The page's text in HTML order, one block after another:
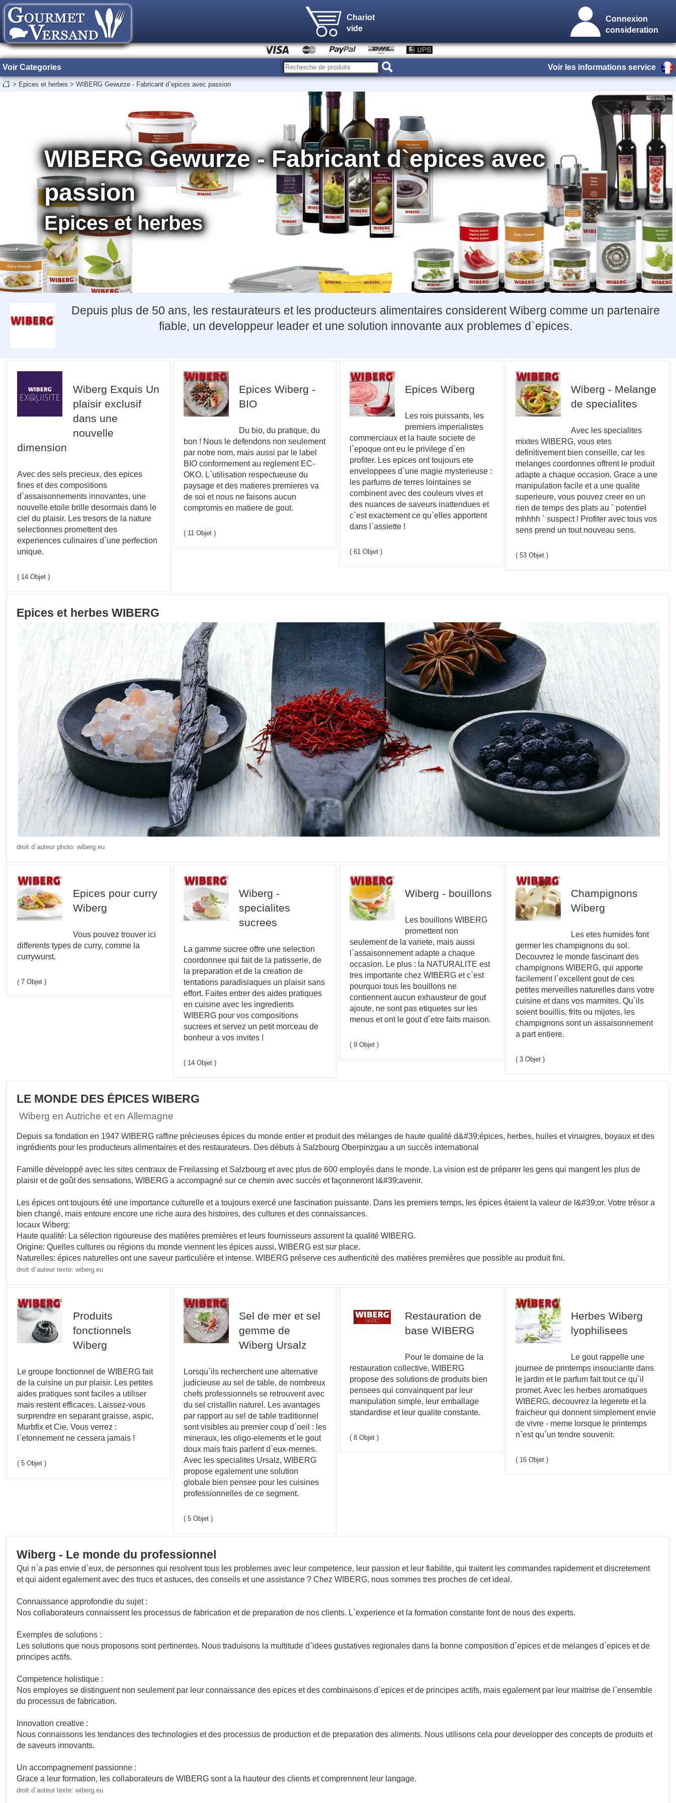
Chariot
vide
Connexion
consideration
Voir Categories Voir les informations service
> Epices et herbes > WIBERG Gewurze - Fabricant d`epices avec passion
WIBERG Gewurze - Fabricant d`epices avec
passion
Epices et herbes
wiberg.eu
Depuis plus de 50 ans, les restaurateurs et les producteurs alimentaires considerent Wiberg comme un partenaire
fiable, un developpeur leader et une solution innovante aux problemes d`epices.
Wiberg Exquis Un
plaisir exclusif
dans une
nouvelle
dimension
Avec des sels precieux, des epices
fines et des compositions
d`assaisonnements innovantes, une
nouvelle etoile brille desormais dans le
ciel du plaisir. Les tresors de la nature
selectionnes promettent des
experiences culinaires d`une perfection
unique.
( 14 Objet )
Epices Wiberg -
BIO
Du bio, du pratique, du
bon ! Nous le defendons non seulement
par notre nom, mais aussi par le label
BIO conformement au reglement EC-
OKO. L`utilisation respectueuse du
paysage et des matieres premieres va
de soi et nous ne faisons aucun
compromis en matiere de gout.
( 11 Objet )
Epices Wiberg
Les rois puissants, les
premiers imperialistes
commerciaux et la haute societe de
l`epoque ont eu le privilege d`en
profiter. Les epices ont toujours ete
enveloppees d`une magie mysterieuse :
les parfums de terres lointaines se
combinent avec des couleurs vives et
des nuances de saveurs inattendues et
c`est exactement ce qu`elles apportent
dans l`assiette !
( 61 Objet )
Wiberg - Melange
de specialites
Avec les specialites
mixtes WIBERG, vous etes
definitivement bien conseille, car les
melanges coordonnes offrent le produit
adapte a chaque occasion. Grace a une
manipulation facile et a une qualite
superieure, vous pouvez creer en un
rien de temps des plats au ` potentiel
mhhhh ` suspect ! Profiter avec tous vos
sens prend un tout nouveau sens.
( 53 Objet )
Epices et herbes WIBERG
droit d`auteur photo: wiberg.eu
Epices pour curry
Wiberg
Vous pouvez trouver ici
differents types de curry, comme la
currywurst.
( 7 Objet )
Wiberg -
specialites
sucrees
La gamme sucree offre une selection
coordonnee qui fait de la patisserie, de
la preparation et de la creation de
tentations paradisiaques un plaisir sans
effort. Faites entrer des aides pratiques
en cuisine avec les ingredients
WIBERG pour vos compositions
sucrees et servez un petit morceau de
bonheur a vos invites !
( 14 Objet )
Wiberg - bouillons
Les bouillons WIBERG
promettent non
seulement de la variete, mais aussi
l`assaisonnement adapte a chaque
occasion. Le plus : la NATURALITE est
tres importante chez WIBERG et c`est
pourquoi tous les bouillons ne
contiennent aucun exhausteur de gout
ajoute, ne sont pas etiquetes sur les
menus et ont le gout d`etre faits maison.
( 9 Objet )
Champignons
Wiberg
Les etes humides font
germer les champignons du sol.
Decouvrez le monde fascinant des
champignons WIBERG, qui apporte
facilement l`excellent gout de ces
petites merveilles naturelles dans votre
cuisine et dans vos marmites. Qu`ils
soient bouillis, frits ou mijotes, les
champignons sont un assaisonnement
a part entiere.
( 3 Objet )
LE MONDE DES ÉPICES WIBERG
Wiberg en Autriche et en Allemagne
Depuis sa fondation en 1947 WIBERG raffine précieuses épices du monde entier et produit des mélanges de haute qualité d&#39;épices, herbes, huiles et vinaigres, boyaux et des
ingrédients pour les producteurs alimentaires et des restaurateurs. Des débuts à Salzbourg Oberpinzgau a un succès international
Famille développé avec les sites centraux de Freilassing et Salzbourg et avec plus de 600 employés dans le monde. La vision est de préparer les gens qui mangent les plus de
plaisir et de goût des sensations, WIBERG a accompagné sur ce chemin avec succès et façonneront l&#39;avenir.
Les épices ont toujours été une importance culturelle et a toujours exercé une fascination puissante. Dans les premiers temps, les épices étaient la valeur de l&#39;or. Votre trésor a
bien changé, mais entoure encore une riche aura des histoires, des cultures et des connaissances.
locaux Wiberg:
Haute qualité: La sélection rigoureuse des matières premières et leurs fournisseurs assurent la qualité WIBERG.
Origine: Quelles cultures ou régions du monde viennent les épices aussi, WIBERG est sur place.
Naturelles: épices naturelles ont une saveur particulière et intense. WIBERG préserve ces authenticité des matières premières que possible au produit fini.
droit d`auteur texte: wiberg.eu
Produits
fonctionnels
Wiberg
Le groupe fonctionnel de WIBERG fait
de la cuisine un pur plaisir. Les petites
aides pratiques sont faciles a utiliser
mais restent efficaces. Laissez-vous
surprendre en separant graisse, aspic,
Murbfix et Cie. Vous verrez :
l`etonnement ne cessera jamais !
( 5 Objet )
Sel de mer et sel
gemme de
Wiberg Ursalz
Lorsqu`ils recherchent une alternative
judicieuse au sel de table, de nombreux
chefs professionnels se retrouvent avec
du sel cristallin naturel. Les avantages
par rapport au sel de table traditionnel
sont visibles au premier coup d`oeil : les
mineraux, les oligo-elements et le gout
doux mais frais parlent d`eux-memes.
Avec les specialites Ursalz, WIBERG
propose egalement une solution
globale bien pensee pour les cuisines
professionnelles de ce segment.
( 5 Objet )
Restauration de
base WIBERG
Pour le domaine de la
restauration collective, WIBERG
propose des solutions de produits bien
pensees qui convainquent par leur
manipulation simple, leur emballage
standardise et leur qualite constante.
( 8 Objet )
Herbes Wiberg
lyophilisees
Le gout rappelle une
journee de printemps insouciante dans
le jardin et le parfum fait tout ce qu`il
promet. Avec les herbes aromatiques
WIBERG, decouvrez la legerete et la
fraicheur qui donnent simplement envie
de vivre - meme lorsque le printemps
n`est qu`un tendre souvenir.
( 16 Objet )
Wiberg - Le monde du professionnel
Qui n`a pas envie d`eux, de personnes qui resolvent tous les problemes avec leur competence, leur passion et leur fiabilite, qui traitent les commandes rapidement et discretement
et qui aident egalement avec des trucs et astuces, des conseils et une assistance ? Chez WIBERG, nous sommes tres proches de cet ideal.
Connaissance approfondie du sujet :
Nos collaborateurs connaissent les processus de fabrication et de preparation de nos clients. L`experience et la formation constante font de nous des experts.
Exemples de solutions :
Les solutions que nous proposons sont pertinentes. Nous traduisons la multitude d`idees gustatives regionales dans la bonne composition d`epices et de melanges d`epices et de
principes actifs.
Competence holistique :
Nos employes se distinguent non seulement par leur connaissance des epices et des combinaisons d`epices et de principes actifs, mais egalement par leur maitrise de l`ensemble
du processus de fabrication.
Innovation creative :
Nous connaissons les tendances des technologies et des processus de production et de preparation des aliments. Nous utilisons cela pour developper des concepts de produits et
de saveurs innovants.
Un accompagnement passionne :
Grace a leur formation, les collaborateurs de WIBERG sont a la hauteur des clients et comprennent leur langage.
droit d`auteur texte: wiberg.eu